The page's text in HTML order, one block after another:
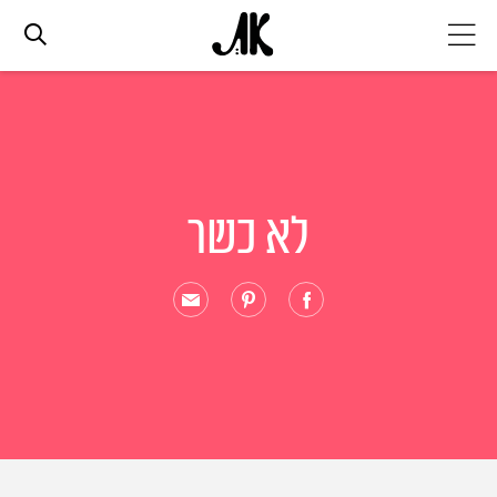
ביוטי
לא כשר